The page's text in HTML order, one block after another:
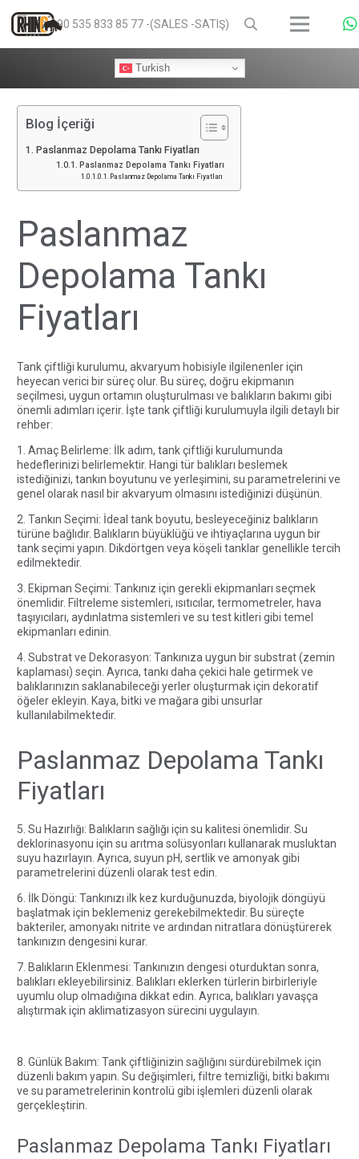
+90 535 833 85 77 -(SALES -SATIŞ)
Turkish
Blog İçeriği
Paslanmaz Depolama Tankı Fiyatları
Paslanmaz Depolama Tankı Fiyatları
Paslanmaz Depolama Tankı Fiyatları
Paslanmaz
Depolama Tankı
Fiyatları
Tank çiftliği kurulumu, akvaryum hobisiyle ilgilenenler için
heyecan verici bir süreç olur. Bu süreç, doğru ekipmanın
seçilmesi, uygun ortamın oluşturulması ve balıkların bakımı gibi
önemli adımları içerir. İşte tank çiftliği kurulumuyla ilgili detaylı bir
rehber:
1. Amaç Belirleme: İlk adım, tank çiftliği kurulumunda
hedeflerinizi belirlemektir. Hangi tür balıkları beslemek
istediğinizi, tankın boyutunu ve yerleşimini, su parametrelerini ve
genel olarak nasıl bir akvaryum olmasını istediğinizi düşünün.
2. Tankın Seçimi: İdeal tank boyutu, besleyeceğiniz balıkların
türüne bağlıdır. Balıkların büyüklüğü ve ihtiyaçlarına uygun bir
tank seçimi yapın. Dikdörtgen veya köşeli tanklar genellikle tercih
edilmektedir.
3. Ekipman Seçimi: Tankınız için gerekli ekipmanları seçmek
önemlidir. Filtreleme sistemleri, ısıtıcılar, termometreler, hava
taşıyıcıları, aydınlatma sistemleri ve su test kitleri gibi temel
ekipmanları edinin.
4. Substrat ve Dekorasyon: Tankınıza uygun bir substrat (zemin
kaplaması) seçin. Ayrıca, tankı daha çekici hale getirmek ve
balıklarınızın saklanabileceği yerler oluşturmak için dekoratif
öğeler ekleyin. Kaya, bitki ve mağara gibi unsurlar
kullanılabilmektedir.
Paslanmaz Depolama Tankı
Fiyatları
5. Su Hazırlığı: Balıkların sağlığı için su kalitesi önemlidir. Su
deklorinasyonu için su arıtma solüsyonları kullanarak musluktan
suyu hazırlayın. Ayrıca, suyun pH, sertlik ve amonyak gibi
parametrelerini düzenli olarak test edin.
6. İlk Döngü: Tankınızı ilk kez kurduğunuzda, biyolojik döngüyü
başlatmak için beklemeniz gerekebilmektedir. Bu süreçte
bakteriler, amonyakı nitrite ve ardından nitratlara dönüştürerek
tankınızın dengesini kurar.
7. Balıkların Eklenmesi: Tankınızın dengesi oturduktan sonra,
balıkları ekleyebilirsiniz. Balıkları eklerken türlerin birbirleriyle
uyumlu olup olmadığına dikkat edin. Ayrıca, balıkları yavaşça
alıştırmak için aklimatizasyon sürecini uygulayın.
8. Günlük Bakım: Tank çiftliğinizin sağlığını sürdürebilmek için
düzenli bakım yapın. Su değişimleri, filtre temizliği, bitki bakımı
ve su parametrelerinin kontrolü gibi işlemleri düzenli olarak
gerçekleştirin.
Paslanmaz Depolama Tankı Fiyatları